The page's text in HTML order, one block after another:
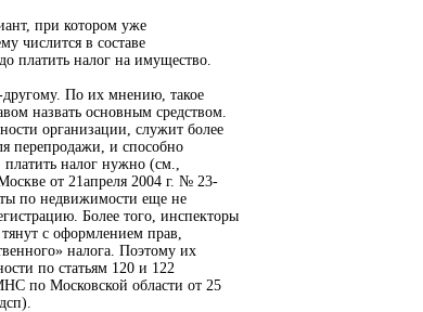
при котором уже
числится в составе
платить налог на имущество.
По их мнению, такое
назвать основным средством.
организации, служит более
перепродажи, и способно
налог нужно (см.,
от 21апреля 2004 г. № 23-
по недвижимости еще не
Более того, инспекторы
с оформлением прав,
налога. Поэтому их
по статьям 120 и 122
по Московской области от 25